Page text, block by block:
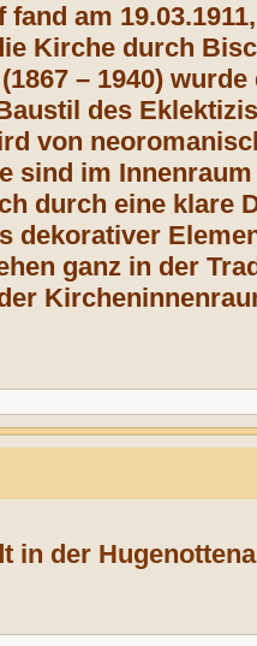
am
Kirche durch
– 1940) wurde
des
von
sind im Innenraum
durch eine klare
dekorativer
ganz in der
in der